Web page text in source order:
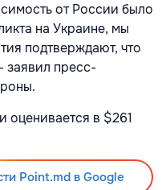
от России было
на Украине, мы
подтверждают, что
заявил пресс-
оценивается в $261
Point.md в Google